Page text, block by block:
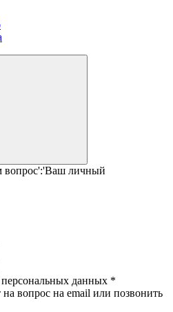
вопрос':'Ваш личный
персональных данных *
вопрос на email или позвонить